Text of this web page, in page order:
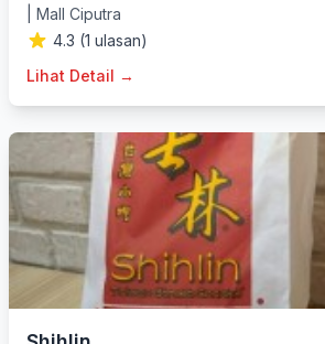
Mall Ciputra
4.3 (1 ulasan)
Lihat Detail →